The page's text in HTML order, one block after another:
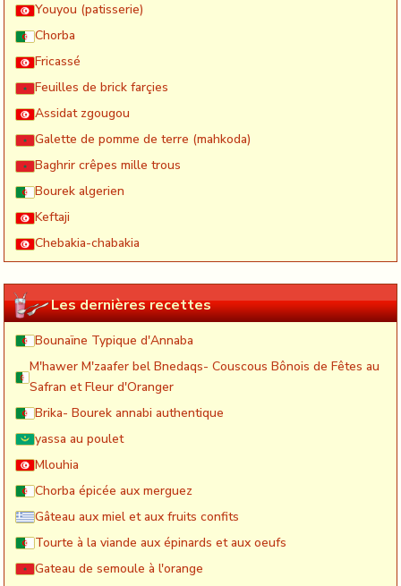
Youyou (patisserie)
Chorba
Fricassé
Feuilles de brick farçies
Assidat zgougou
Galette de pomme de terre (mahkoda)
Baghrir crêpes mille trous
Bourek algerien
Keftaji
Chebakia-chabakia
Les dernières recettes
Bounaïne Typique d'Annaba
M'hawer M'zaafer bel Bnedaqs- Couscous Bônois de Fêtes au
Safran et Fleur d'Oranger
Brika- Bourek annabi authentique
yassa au poulet
Mlouhia
Chorba épicée aux merguez
Gâteau aux miel et aux fruits confits
Tourte à la viande aux épinards et aux oeufs
Gateau de semoule à l'orange